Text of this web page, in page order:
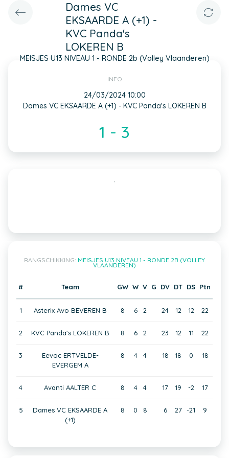
Dames VC
EKSAARDE A (+1) -
KVC Panda's
LOKEREN B
MEISJES U13 NIVEAU 1 - RONDE 2b (Volley Vlaanderen)
INFO
24/03/2024 10:00
Dames VC EKSAARDE A (+1) - KVC Panda's LOKEREN B
1 - 3
RANGSCHIKKING: MEISJES U13 NIVEAU 1 - RONDE 2B (VOLLEY
VLAANDEREN)
# Team GW W V G DV DT DS Ptn
1 Asterix Avo BEVEREN B 8 6 2 24 12 12 22
2 KVC Panda's LOKEREN B 8 6 2 23 12 11 22
3
Eevoc ERTVELDE-
EVERGEM A
8 4 4 18 18 0 18
4 Avanti AALTER C 8 4 4 17 19 -2 17
5
Dames VC EKSAARDE A
(+1)
8 0 8 6 27 -21 9